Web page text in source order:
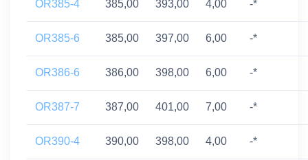
OR385-4 385,00 393,00 4,00 -*
OR385-6 385,00 397,00 6,00 -*
OR386-6 386,00 398,00 6,00 -*
OR387-7 387,00 401,00 7,00 -*
OR390-4 390,00 398,00 4,00 -*